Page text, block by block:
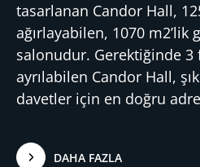
tasarlanan Candor Hall,
ağırlayabilen, 1070
salonudur. Gerektiğinde 3
ayrılabilen Candor Hall,
davetler için en doğru
DAHA FAZLA